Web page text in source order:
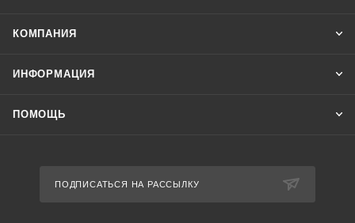
КОМПАНИЯ
ИНФОРМАЦИЯ
ПОМОЩЬ
ПОДПИСАТЬСЯ НА РАССЫЛКУ